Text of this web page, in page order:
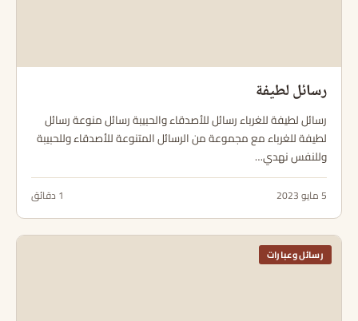
رسائل لطيفة
رسائل لطيفة للغرباء رسائل للأصدقاء والحبيبة رسائل منوعة رسائل
لطيفة للغرباء مع مجموعة من الرسائل المتنوعة للأصدقاء وللحبيبة
وللنفس نهدي…
5 مايو 2023 1 دقائق
رسائل وعبارات